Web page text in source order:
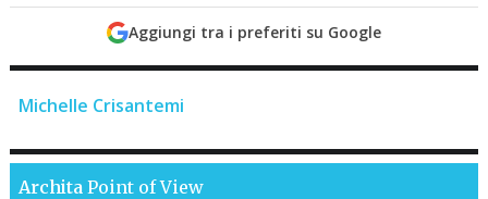
Aggiungi tra i preferiti su Google
Michelle Crisantemi
ArchitaPoint of View